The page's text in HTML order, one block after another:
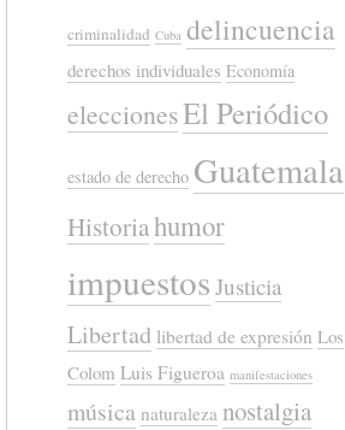
criminalidad Cuba delincuencia
derechos individuales Economía
eleccionesEl Periódico
estado de derecho Guatemala
Historiahumor
impuestos Justicia
Libertad libertad de expresión Los
Colom Luis Figueroa manifestaciones
música naturaleza nostalgia